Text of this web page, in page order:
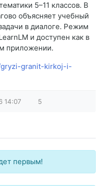
5–11 классов. В
объясняет учебный
в диалоге. Режим
и доступен как в
приложении.
granit-kirkoj-i-
14:07 5
первым!